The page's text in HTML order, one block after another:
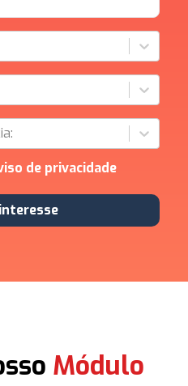
de privacidade
Módulo